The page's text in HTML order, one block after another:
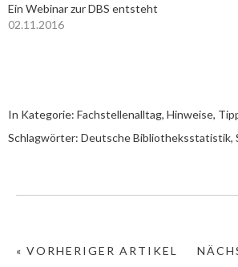
Ein Webinar zur DBS entsteht
02.11.2016
In Kategorie: Fachstellenalltag, Hinweise,
Schlagwörter: Deutsche Bibliotheksstatistik,
« VORHERIGER ARTIKEL